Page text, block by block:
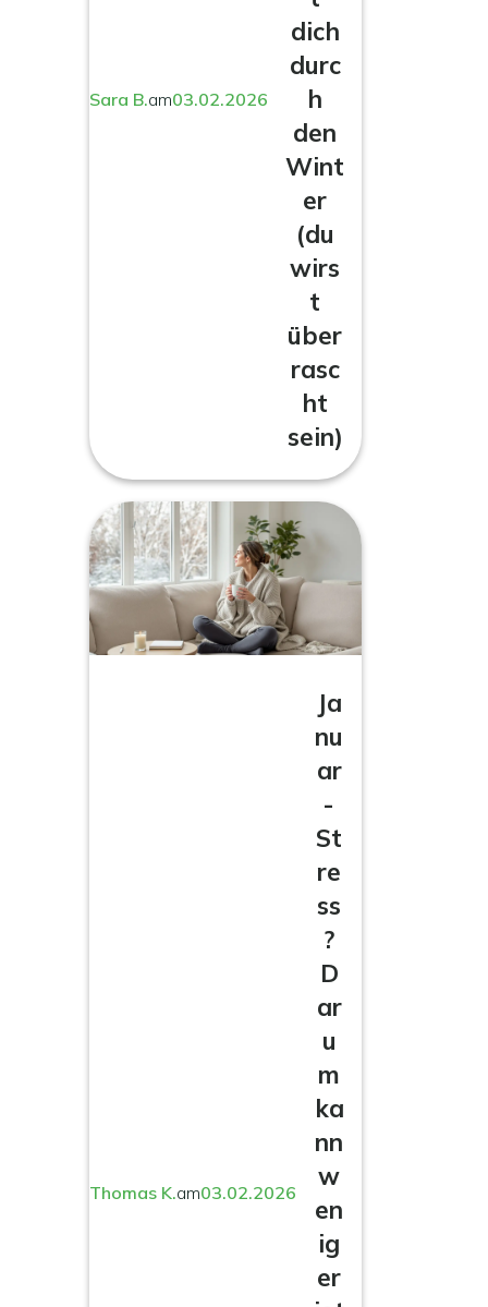
Sara B.am03.02.2026
dich
durc
h
den
Wint
er
(du
wirs
t
über
rasc
ht
sein)
Thomas K.am03.02.2026
Ja
nu
ar
-
St
re
ss
?
D
ar
u
m
ka
nn
w
en
ig
er